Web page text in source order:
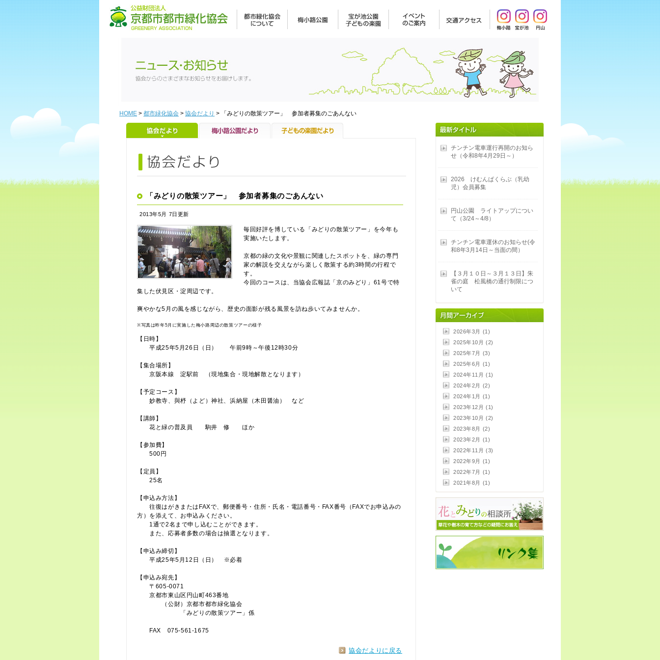
HOME > 都市緑化協会 > 協会だより > 「みどりの散策ツアー」 参加者募集のごあんない
「みどりの散策ツアー」 参加者募集のごあんない
2013年5月 7日更新
毎回好評を博している「みどりの散策ツアー」を今年も
実施いたします。
京都の緑の文化や景観に関連したスポットを、緑の専門
家の解説を交えながら楽しく散策する約3時間の行程で
す。
今回のコースは、当協会広報誌「京のみどり」61号で特
集した伏見区・淀周辺です。
爽やかな5月の風を感じながら、歴史の面影が残る風景を訪ね歩いてみませんか。
※写真は昨年5月に実施した梅小路周辺の散策ツアーの様子
【日時】
平成25年5月26日（日） 午前9時～午後12時30分
【集合場所】
京阪本線 淀駅前 （現地集合・現地解散となります）
【予定コース】
妙教寺、與杼（よど）神社、浜納屋（木田醤油） など
【講師】
花と緑の普及員 駒井 修 ほか
【参加費】
500円
【定員】
25名
【申込み方法】
往復はがきまたはFAXで、郵便番号・住所・氏名・電話番号・FAX番号（FAXでお申込みの
方）を添えて、お申込みください。
1通で2名まで申し込むことができます。
また、応募者多数の場合は抽選となります。
【申込み締切】
平成25年5月12日（日） ※必着
【申込み宛先】
〒605-0071
京都市東山区円山町463番地
（公財）京都市都市緑化協会
「みどりの散策ツアー」係
FAX 075-561-1675
協会だよりに戻る
チンチン電車運行再開のお知ら
せ（令和8年4月29日～）
2026 けむんぱくらぶ（乳幼
児）会員募集
円山公園 ライトアップについ
て（3/24～4/8）
チンチン電車運休のお知らせ(令
和8年3月14日～当面の間）
【３月１０日～３月１３日】朱
雀の庭 松風橋の通行制限につ
いて
2026年3月 (1)
2025年10月 (2)
2025年7月 (3)
2025年6月 (1)
2024年11月 (1)
2024年2月 (2)
2024年1月 (1)
2023年12月 (1)
2023年10月 (2)
2023年8月 (2)
2023年2月 (1)
2022年11月 (3)
2022年9月 (1)
2022年7月 (1)
2021年8月 (1)